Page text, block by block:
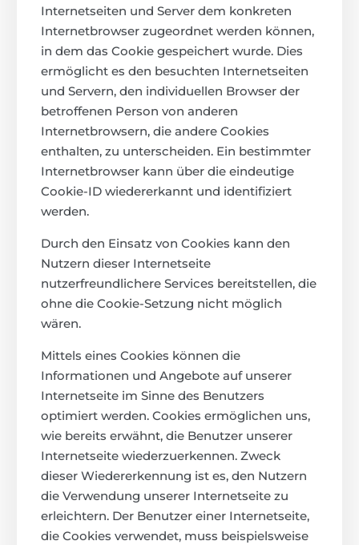
Internetseiten und Server dem konkreten
Internetbrowser zugeordnet werden können,
in dem das Cookie gespeichert wurde. Dies
ermöglicht es den besuchten Internetseiten
und Servern, den individuellen Browser der
betroffenen Person von anderen
Internetbrowsern, die andere Cookies
enthalten, zu unterscheiden. Ein bestimmter
Internetbrowser kann über die eindeutige
Cookie-ID wiedererkannt und identifiziert
werden.
Durch den Einsatz von Cookies kann den
Nutzern dieser Internetseite
nutzerfreundlichere Services bereitstellen, die
ohne die Cookie-Setzung nicht möglich
wären.
Mittels eines Cookies können die
Informationen und Angebote auf unserer
Internetseite im Sinne des Benutzers
optimiert werden. Cookies ermöglichen uns,
wie bereits erwähnt, die Benutzer unserer
Internetseite wiederzuerkennen. Zweck
dieser Wiedererkennung ist es, den Nutzern
die Verwendung unserer Internetseite zu
erleichtern. Der Benutzer einer Internetseite,
die Cookies verwendet, muss beispielsweise